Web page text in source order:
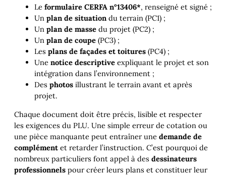
Le formulaire CERFA n°13406*, renseigné et signé ;
Un plan de situation du terrain (PC1) ;
Un plan de masse du projet (PC2) ;
Un plan de coupe (PC3) ;
Les plans de façades et toitures (PC4) ;
Une notice descriptive expliquant le projet et son
intégration dans l’environnement ;
Des photos illustrant le terrain avant et après
projet.
Chaque document doit être précis, lisible et respecter
les exigences du PLU. Une simple erreur de cotation ou
une pièce manquante peut entraîner une demande de
complément et retarder l’instruction. C’est pourquoi de
nombreux particuliers font appel à des dessinateurs
professionnels pour créer leurs plans et constituer leur